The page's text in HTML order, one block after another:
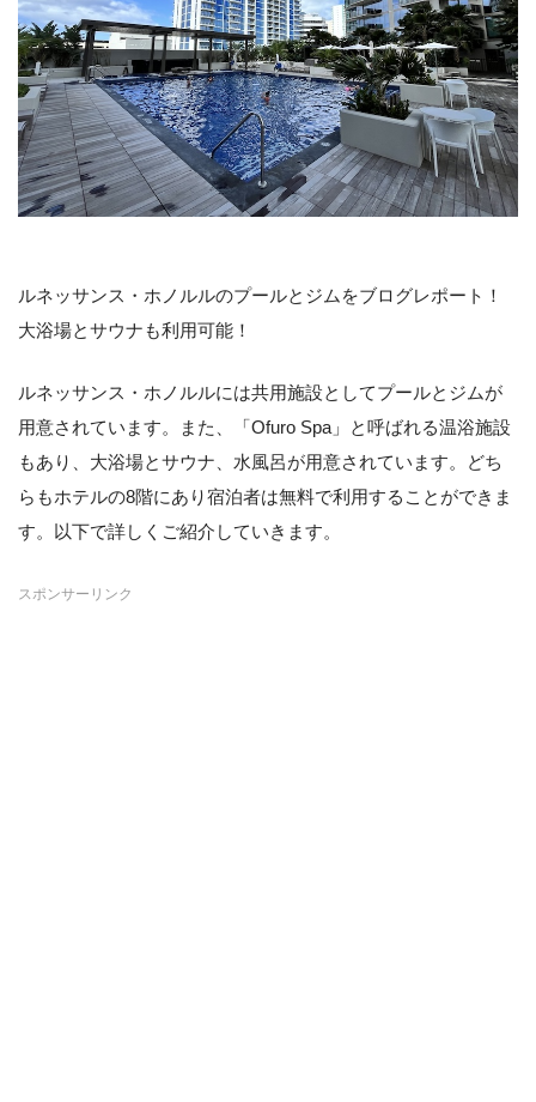
ルネッサンス・ホノルルのプールとジムをブログレポート！
大浴場とサウナも利用可能！
ルネッサンス・ホノルルには共用施設としてプールとジムが
用意されています。また、「Ofuro Spa」と呼ばれる温浴施設
もあり、大浴場とサウナ、水風呂が用意されています。どち
らもホテルの8階にあり宿泊者は無料で利用することができま
す。以下で詳しくご紹介していきます。
スポンサーリンク